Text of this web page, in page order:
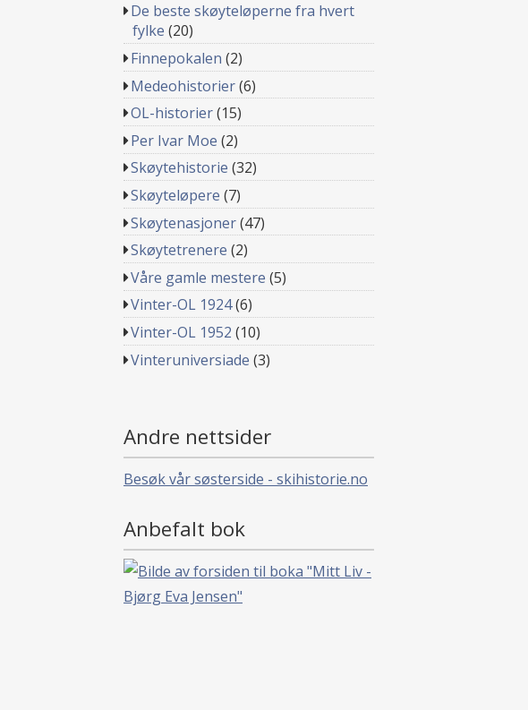
De beste skøyteløperne fra hvert
fylke (20)
Finnepokalen (2)
Medeohistorier(6)
OL-historier(15)
Per Ivar Moe (2)
Skøytehistorie (32)
Skøyteløpere (7)
Skøytenasjoner(47)
Skøytetrenere (2)
Våre gamle mestere (5)
Vinter-OL 1924(6)
Vinter-OL 1952 (10)
Vinteruniversiade (3)
Andre nettsider
Besøk vår søsterside - skihistorie.no
Anbefalt bok